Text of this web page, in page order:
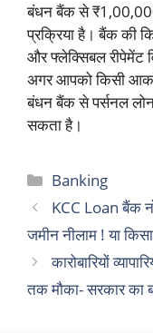
बंधन बैंक से
प्रक्रिया है। बैंक की
और फ्लेक्सिबल रीपेमेंट
अगर आपको किसी
बंधन बैंक से पर्सनल लोन
सकता है।
Categories
Banking
KCC Loan बैंक
जमीन नीलाम ! या
कारोबारियों
तक मौका- सरकार का